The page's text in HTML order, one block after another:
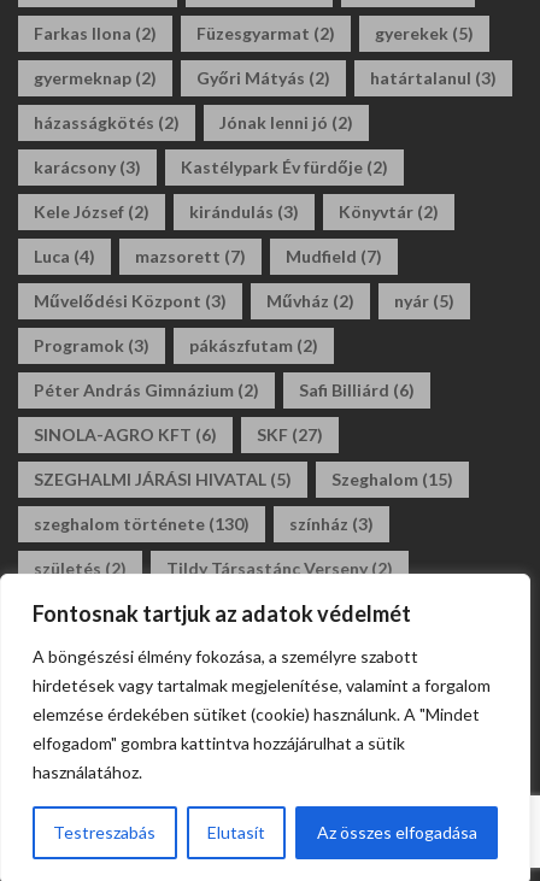
Fontosnak tartjuk az adatok védelmét
A böngészési élmény fokozása, a személyre szabott
hirdetések vagy tartalmak megjelenítése, valamint a forgalom
elemzése érdekében sütiket (cookie) használunk. A "Mindet
elfogadom" gombra kattintva hozzájárulhat a sütik
használatához.
Testreszabás Elutasít Az összes elfogadása
Farkas Ilona (2) Füzesgyarmat (2) gyerekek (5)
gyermeknap (2) Győri Mátyás (2) határtalanul (3)
házasságkötés (2) Jónak lenni jó (2)
karácsony (3) Kastélypark Év fürdője (2)
Kele József (2) kirándulás (3) Könyvtár (2)
Luca (4) mazsorett (7) Mudfield (7)
Művelődési Központ (3) Művház (2) nyár (5)
Programok (3) pákászfutam (2)
Péter András Gimnázium (2) Safi Billiárd (6)
SINOLA-AGRO KFT (6) SKF (27)
SZEGHALMI JÁRÁSI HIVATAL (5) Szeghalom (15)
szeghalom története (130) színház (3)
születés (2) Tildy Társastánc Verseny (2)
tildy zoltán általános iskola(3) tánc(2)
társastánc(2) állásajánlat (2) álláshirdetés
Webdesign Szeghalom